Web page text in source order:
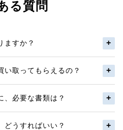
る質問
ますか？
い取ってもらえるの？
、必要な書類は？
どうすればいい？